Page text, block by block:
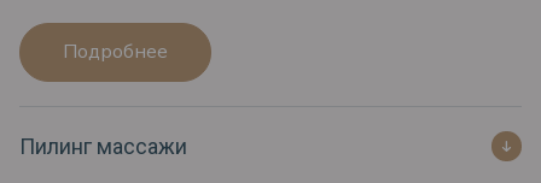
Подробнее
Пилинг массажи